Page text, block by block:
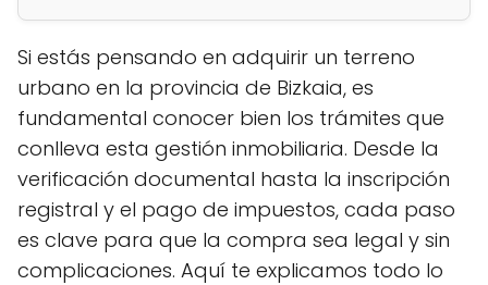
Si estás pensando en adquirir un terreno
urbano en la provincia de Bizkaia, es
fundamental conocer bien los trámites que
conlleva esta gestión inmobiliaria. Desde la
verificación documental hasta la inscripción
registral y el pago de impuestos, cada paso
es clave para que la compra sea legal y sin
complicaciones. Aquí te explicamos todo lo